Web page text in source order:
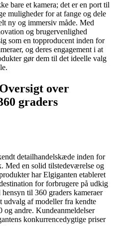
bare et kamera; det er en port til
muligheder for at fange og dele
ny og immersiv måde. Med
og brugervenlighed
som en topproducent inden for
og deres engagement i at
gør dem til det ideelle valg
over
graders
detailhandelskæde inden for
Med en solid tilstedeværelse og
har Elgiganten etableret
for forbrugere på udkig
til 360 graders kameraer
udvalg af modeller fra kendte
og andre. Kundeanmeldelser
konkurrencedygtige priser